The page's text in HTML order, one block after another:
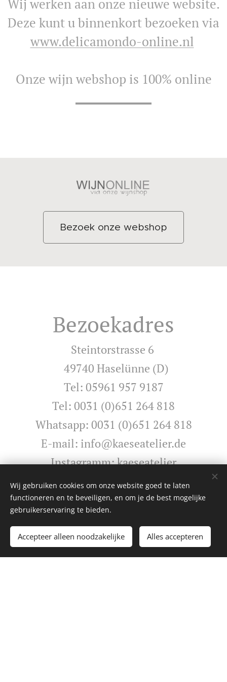
Wij werken aan onze nieuwe website.
Deze kunt u binnenkort bezoeken via
www.delicamondo-online.nl
Onze wijn webshop is 100% online
Bezoek onze webshop
Bezoekadres
Steintorstrasse 6
49740 Haselünne (D)
Tel: 05961 957 9187
Tel: 0031 (0)651 264 818
Whatsapp: 0031 (0)651 264 818
E-mail: info@kaeseatelier.de
Instagramm: kaeseatelier
Magazijn
Wij gebruiken cookies om onze website goed te laten
functioneren en te beveiligen, en om je de best mogelijke
gebruikerservaring te bieden.
Accepteer alleen noodzakelijke Alles accepteren